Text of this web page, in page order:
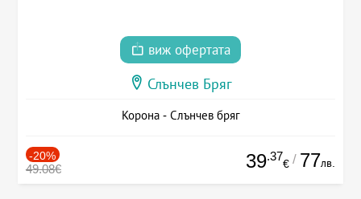
виж офертата
Слънчев Бряг
Корона - Слънчев бряг
-20%
49.08€ 39.37
€ / 77лв.